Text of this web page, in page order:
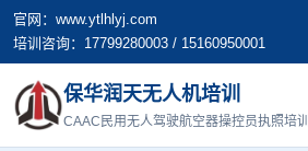
官网：www.ytlhlyj.com
培训咨询：17799280003 / 15160950001
保华润天无人机培训
CAAC民用无人驾驶航空器操控员执照培训